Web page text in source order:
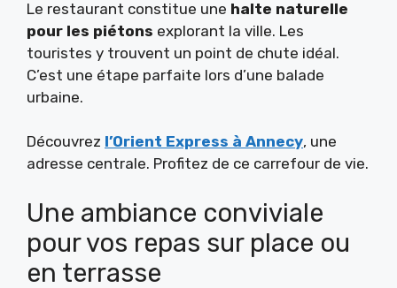
Le restaurant constitue une halte naturelle
pour les piétons explorant la ville. Les
touristes y trouvent un point de chute idéal.
C’est une étape parfaite lors d’une balade
urbaine.
Découvrez l’Orient Express à Annecy, une
adresse centrale. Profitez de ce carrefour de vie.
Une ambiance conviviale
pour vos repas sur place ou
en terrasse